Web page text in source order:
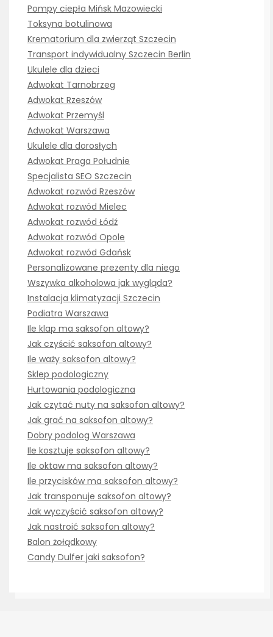
Pompy ciepła Mińsk Mazowiecki
Toksyna botulinowa
Krematorium dla zwierząt Szczecin
Transport indywidualny Szczecin Berlin
Ukulele dla dzieci
Adwokat Tarnobrzeg
Adwokat Rzeszów
Adwokat Przemyśl
Adwokat Warszawa
Ukulele dla dorosłych
Adwokat Praga Południe
Specjalista SEO Szczecin
Adwokat rozwód Rzeszów
Adwokat rozwód Mielec
Adwokat rozwód Łódź
Adwokat rozwód Opole
Adwokat rozwód Gdańsk
Personalizowane prezenty dla niego
Wszywka alkoholowa jak wygląda?
Instalacja klimatyzacji Szczecin
Podiatra Warszawa
Ile klap ma saksofon altowy?
Jak czyścić saksofon altowy?
Ile waży saksofon altowy?
Sklep podologiczny
Hurtowania podologiczna
Jak czytać nuty na saksofon altowy?
Jak grać na saksofon altowy?
Dobry podolog Warszawa
Ile kosztuje saksofon altowy?
Ile oktaw ma saksofon altowy?
Ile przycisków ma saksofon altowy?
Jak transponuje saksofon altowy?
Jak wyczyścić saksofon altowy?
Jak nastroić saksofon altowy?
Balon żołądkowy
Candy Dulfer jaki saksofon?